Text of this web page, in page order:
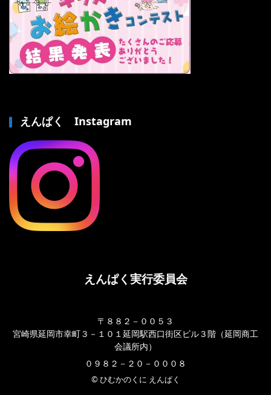
えんぱく Instagram
えんぱく実行委員会
〒８８２－００５３
宮崎県延岡市幸町３－１０１延岡駅西口街区ビル３階（延岡商工
会議所内）
０９８２－２０－０００８
© ひむかのくに えんぱく